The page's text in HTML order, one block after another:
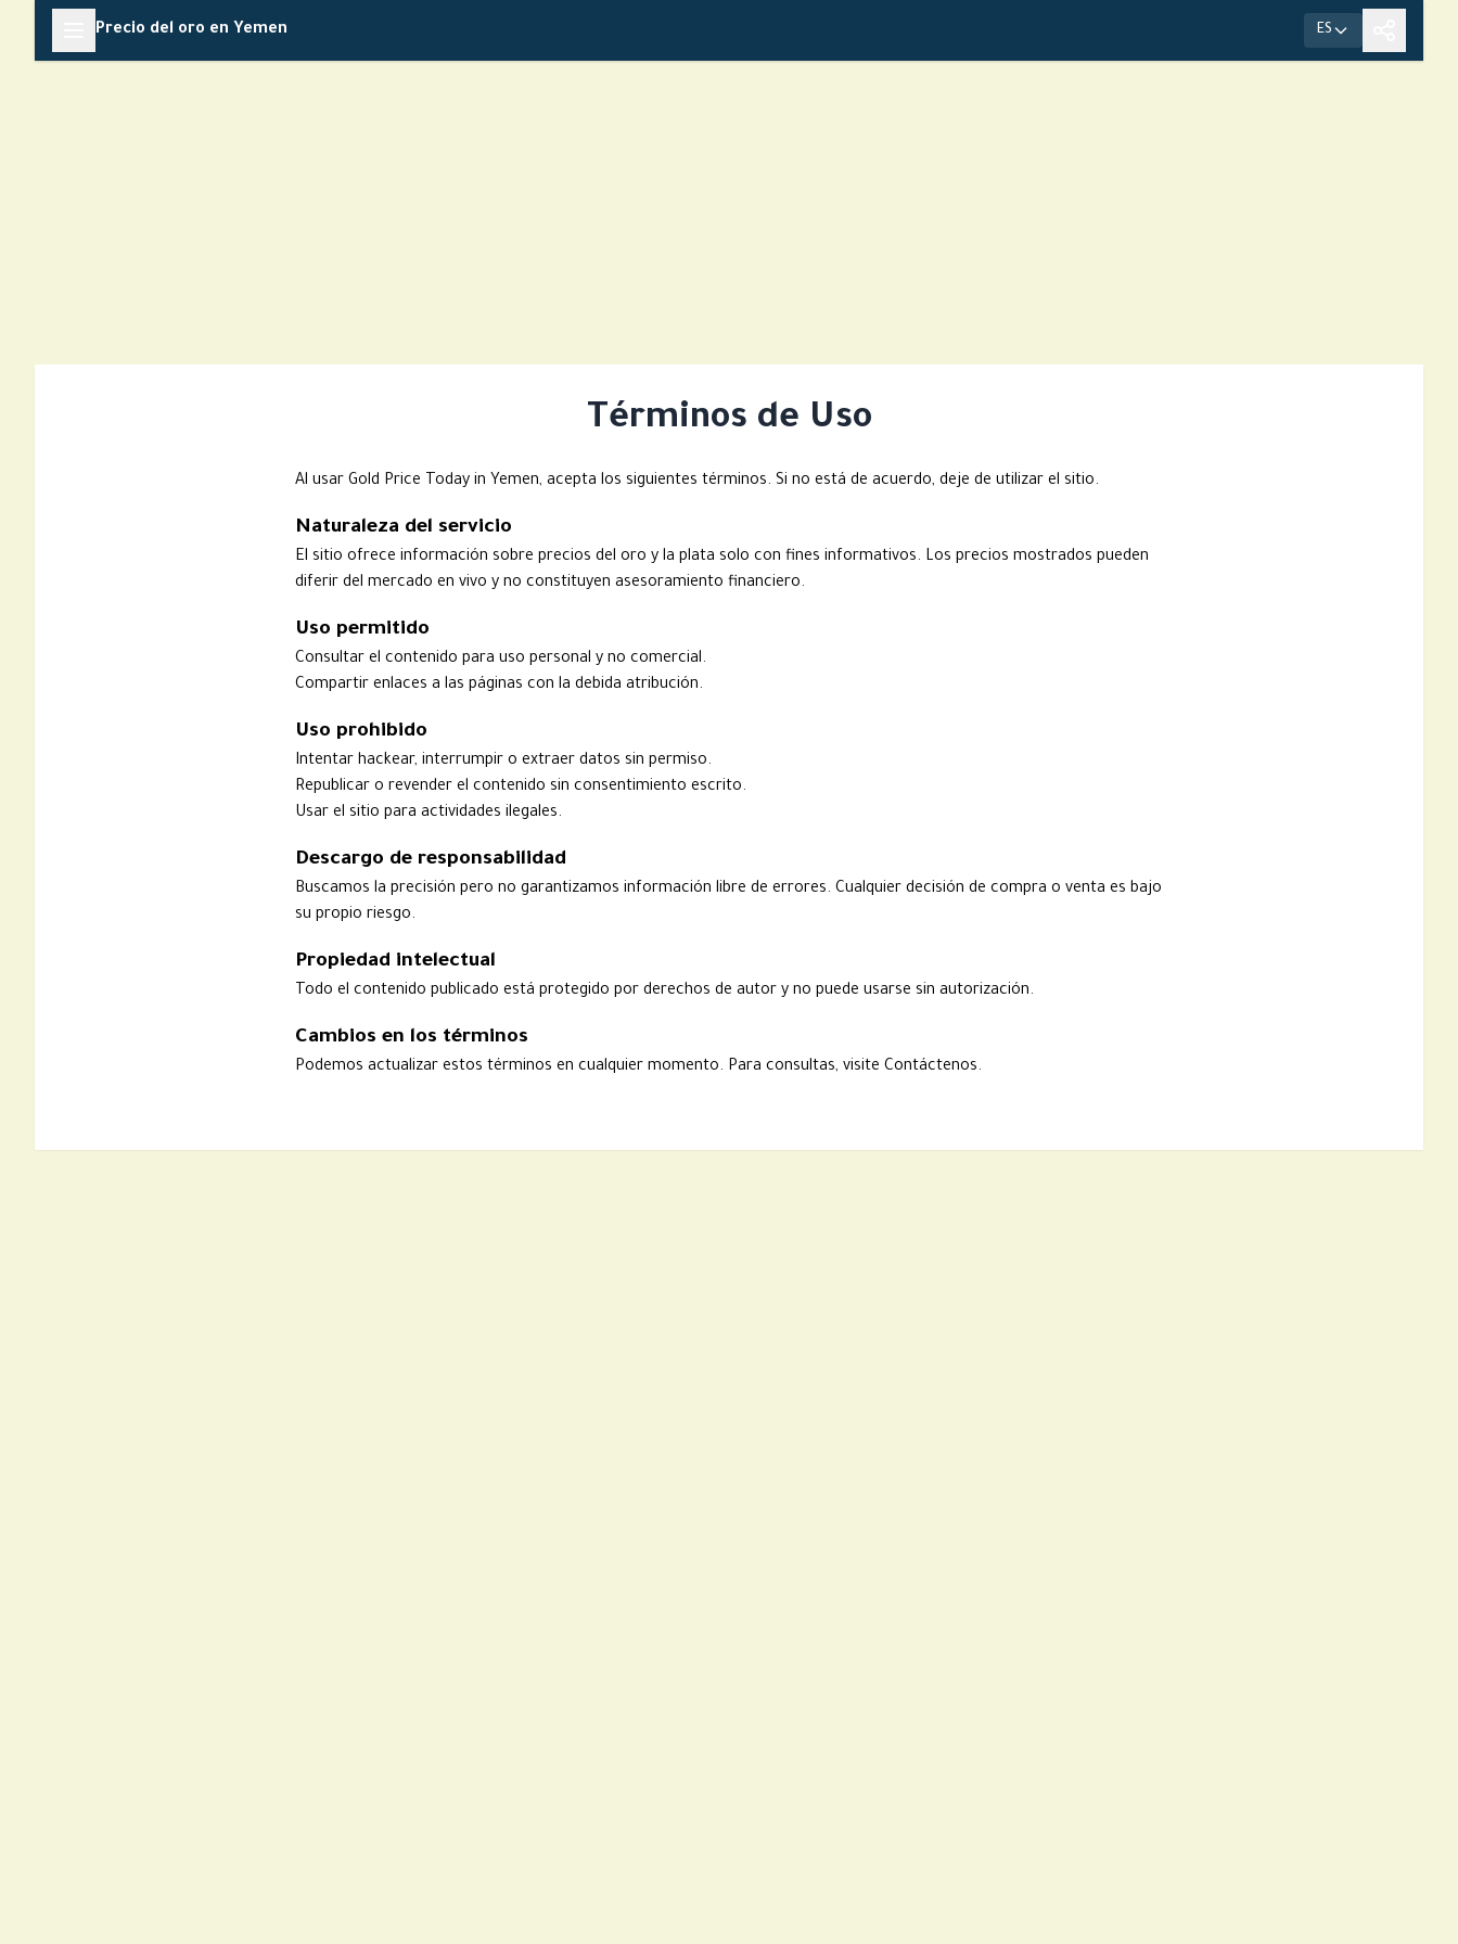
content
Precio del oro en Yemen ES
Términos de Uso
Al usar Gold Price Today in Yemen, acepta los siguientes términos. Si no está de acuerdo, deje de utilizar el sitio.
Naturaleza del servicio
El sitio ofrece información sobre precios del oro y la plata solo con fines informativos. Los precios mostrados pueden
diferir del mercado en vivo y no constituyen asesoramiento financiero.
Uso permitido
Consultar el contenido para uso personal y no comercial.
Compartir enlaces a las páginas con la debida atribución.
Uso prohibido
Intentar hackear, interrumpir o extraer datos sin permiso.
Republicar o revender el contenido sin consentimiento escrito.
Usar el sitio para actividades ilegales.
Descargo de responsabilidad
Buscamos la precisión pero no garantizamos información libre de errores. Cualquier decisión de compra o venta es bajo
su propio riesgo.
Propiedad intelectual
Todo el contenido publicado está protegido por derechos de autor y no puede usarse sin autorización.
Cambios en los términos
Podemos actualizar estos términos en cualquier momento. Para consultas, visite Contáctenos.